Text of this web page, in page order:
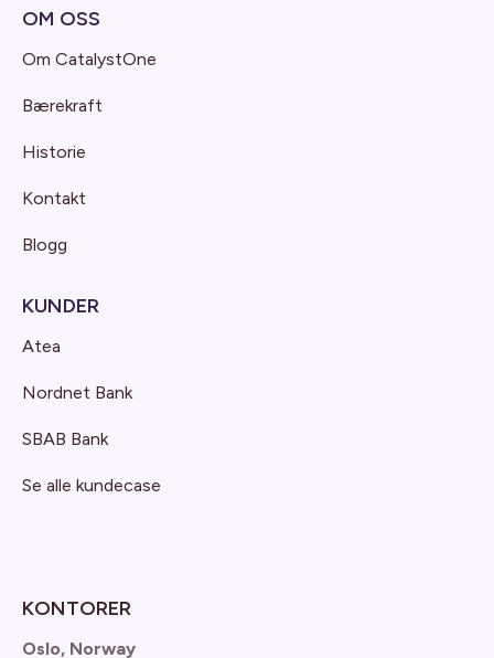
OM OSS
Om CatalystOne
Bærekraft
Historie
Kontakt
Blogg
KUNDER
Atea
Nordnet Bank
SBAB Bank
Se alle kundecase
KONTORER
Oslo, Norway